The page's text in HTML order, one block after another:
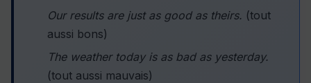
Our results are just as good as theirs. (tout
aussi bons)
The weather today is as bad as yesterday.
(tout aussi mauvais)